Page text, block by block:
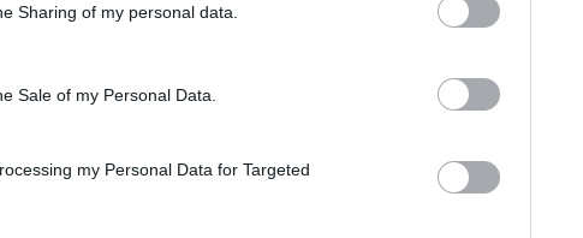
Sharing of my personal data.
Sale of my Personal Data.
my Personal Data for Targeted
CHELSEA